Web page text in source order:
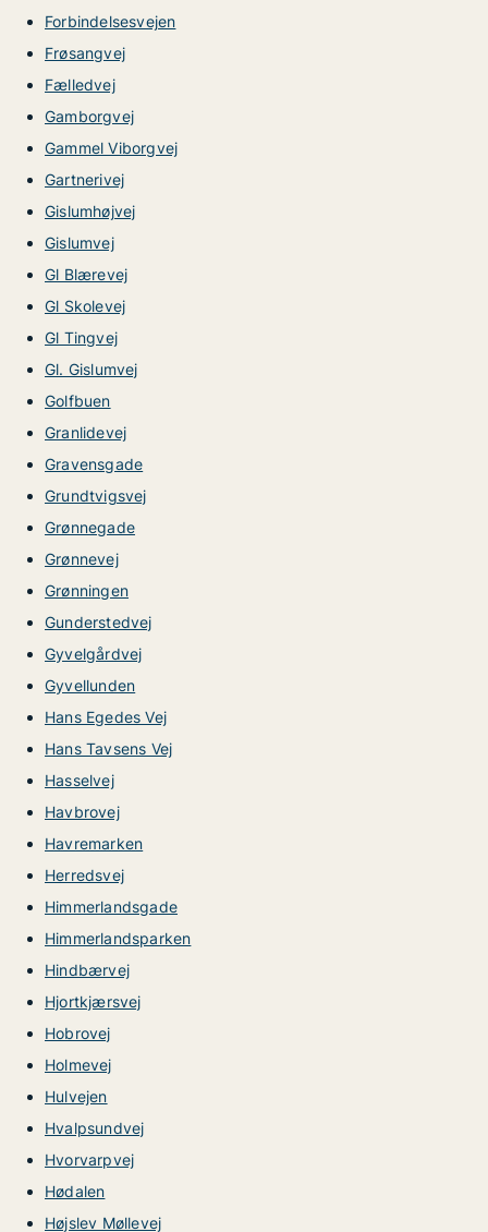
Forbindelsesvejen
Frøsangvej
Fælledvej
Gamborgvej
Gammel Viborgvej
Gartnerivej
Gislumhøjvej
Gislumvej
Gl Blærevej
Gl Skolevej
Gl Tingvej
Gl. Gislumvej
Golfbuen
Granlidevej
Gravensgade
Grundtvigsvej
Grønnegade
Grønnevej
Grønningen
Gunderstedvej
Gyvelgårdvej
Gyvellunden
Hans Egedes Vej
Hans Tavsens Vej
Hasselvej
Havbrovej
Havremarken
Herredsvej
Himmerlandsgade
Himmerlandsparken
Hindbærvej
Hjortkjærsvej
Hobrovej
Holmevej
Hulvejen
Hvalpsundvej
Hvorvarpvej
Hødalen
Højslev Møllevej